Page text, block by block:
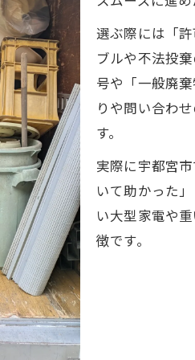
不用品回収で実家片
回収業者選びによる
不用品回収と自治体
持ち込みと不用品回
不用品回収の無料サ
宇都宮で安心できる不用
信頼できる不用品回
不用品回収口コミや
地域密着型の不用品
不用品回収業者の許
安心できる不用品回
遺品整理や古い家具の回
遺品整理を不用品回
選ぶ際には「
ブルや不法投
号や「一般廃
りや問い合わ
す。
実際に宇都宮
いて助かった
い大型家電や
徴です。